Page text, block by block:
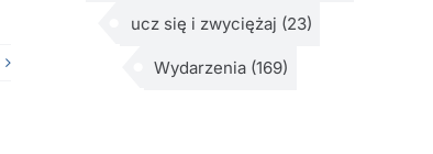
ucz się i zwyciężaj (23)
Wydarzenia (169)